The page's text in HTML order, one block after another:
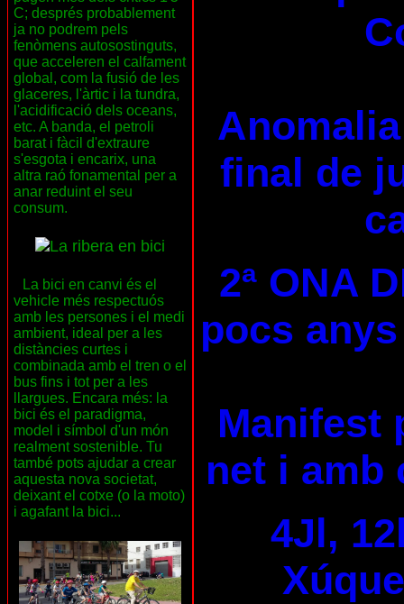
C; després probablement
ja no podrem pels
fenòmens autosostinguts,
que acceleren el calfament
global, com la fusió de les
glaceres, l'àrtic i la tundra,
l'acidificació dels oceans,
etc. A banda, el petroli
barat i fàcil d'extraure
s'esgota i encarix, una
altra raó fonamental per a
anar reduint el seu
consum.
La bici en canvi és el
vehicle més respectuós
amb les persones i el medi
ambient, ideal per a les
distàncies curtes i
combinada amb el tren o el
bus fins i tot per a les
llargues. Encara més: la
bici és el paradigma,
model i símbol d'un món
realment sostenible. Tu
també pots ajudar a crear
aquesta nova societat,
deixant el cotxe (o la moto)
i agafant la bici...
final de
2ª ONA
pocs
Manifest
net i amb
4Jl,